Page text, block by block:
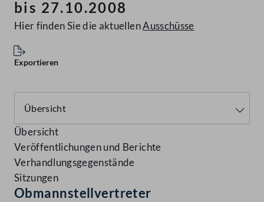
bis 27.10.2008
Hier finden Sie die aktuellenAusschüsse
Exportieren
Übersicht
Veröffentlichungen und Berichte
Verhandlungsgegenstände
Sitzungen
Obmannstellvertreter